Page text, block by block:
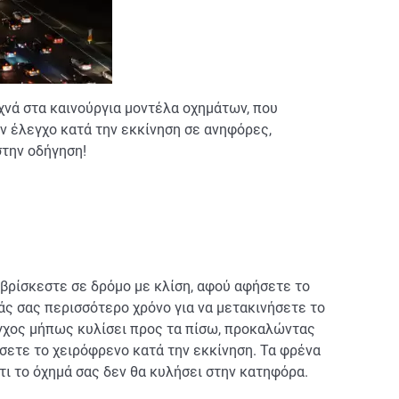
στα καινούργια μοντέλα οχημάτων, που
έλεγχο κατά την εκκίνηση σε ανηφόρες,
οδήγηση!
σε δρόμο με κλίση, αφού αφήσετε το
σας περισσότερο χρόνο για να μετακινήσετε το
μήπως κυλίσει προς τα πίσω, προκαλώντας
το χειρόφρενο κατά την εκκίνηση. Τα φρένα
το όχημά σας δεν θα κυλήσει στην κατηφόρα.